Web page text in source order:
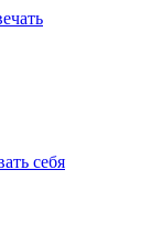
себя